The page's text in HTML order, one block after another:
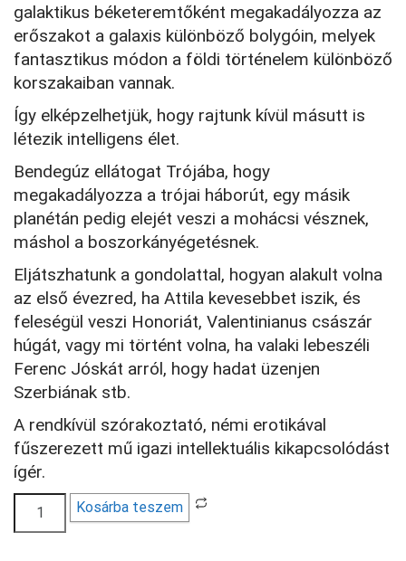
galaktikus béketeremtőként megakadályozza az
erőszakot a galaxis különböző bolygóin, melyek
fantasztikus módon a földi történelem különböző
korszakaiban vannak.
Így elképzelhetjük, hogy rajtunk kívül másutt is
létezik intelligens élet.
Bendegúz ellátogat Trójába, hogy
megakadályozza a trójai háborút, egy másik
planétán pedig elejét veszi a mohácsi vésznek,
máshol a boszorkányégetésnek.
Eljátszhatunk a gondolattal, hogyan alakult volna
az első évezred, ha Attila kevesebbet iszik, és
feleségül veszi Honoriát, Valentinianus császár
húgát, vagy mi történt volna, ha valaki lebeszéli
Ferenc Jóskát arról, hogy hadat üzenjen
Szerbiának stb.
A rendkívül szórakoztató, némi erotikával
fűszerezett mű igazi intellektuális kikapcsolódást
ígér.
Galaktikus
béketeremtő
Kosárba teszem